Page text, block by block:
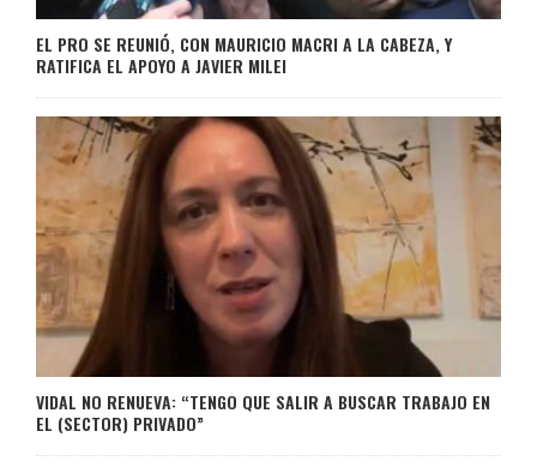
EL PRO SE REUNIÓ, CON MAURICIO MACRI A LA CABEZA, Y
RATIFICA EL APOYO A JAVIER MILEI
VIDAL NO RENUEVA: “TENGO QUE SALIR A BUSCAR TRABAJO EN
EL (SECTOR) PRIVADO”